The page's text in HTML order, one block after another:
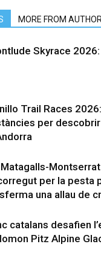
MORE FROM AUTHOR
Skyrace 2026:
Trail Races
per descobrir
Matagalls-
per la pesta
una allau de
catalans desafien
Pitz Alpine